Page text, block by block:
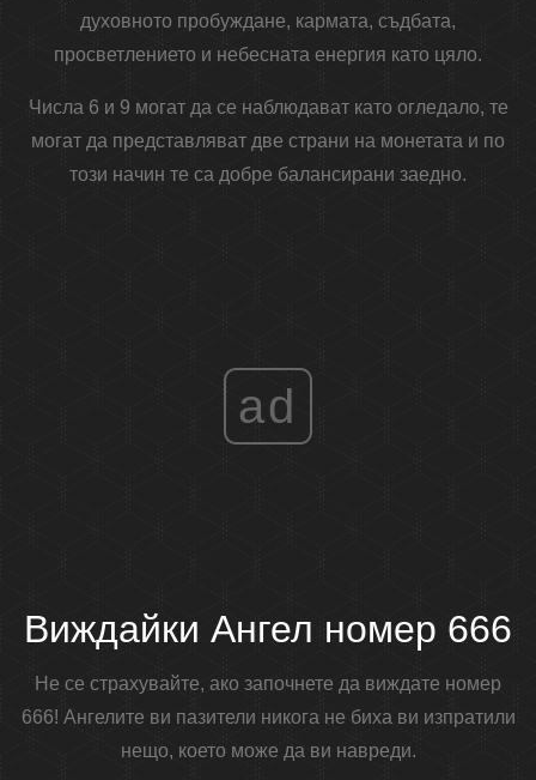
духовното пробуждане, кармата, съдбата,
просветлението и небесната енергия като цяло.
Числа 6 и 9 могат да се наблюдават като огледало, те
могат да представляват две страни на монетата и по
този начин те са добре балансирани заедно.
ad
Виждайки Ангел номер 666
Не се страхувайте, ако започнете да виждате номер
666! Ангелите ви пазители никога не биха ви изпратили
нещо, което може да ви навреди.